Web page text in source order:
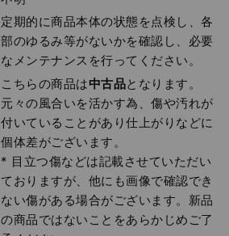
定期的に商品本体の状態を点検し、各
部のゆるみ等がないかを確認し、必要
なメンテナンスを行ってください。
こちらの商品は中古品となります。
元々の風合いを活かす為、傷や汚れが
付いていることがあり仕上がりなどに
個体差がございます。
* 目立つ傷などは記載させていただい
ておりますが、他にも画像で確認でき
ない傷がある場合がございます。新品
の商品ではないことをあらかじめご了